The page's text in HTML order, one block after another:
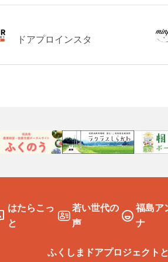
ドアプロインスタ
はたらこっ
と
若い世代の
声
福島ア
ナ
ふくしまドアプロジェクト